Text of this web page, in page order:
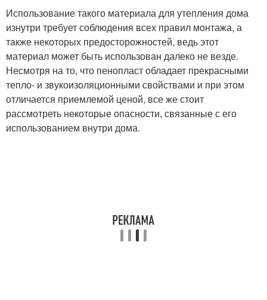
Использование такого материала для утепления дома
изнутри требует соблюдения всех правил монтажа, а
также некоторых предосторожностей, ведь этот
материал может быть использован далеко не везде.
Несмотря на то, что пенопласт обладает прекрасными
тепло- и звукоизоляционными свойствами и при этом
отличается приемлемой ценой, все же стоит
рассмотреть некоторые опасности, связанные с его
использованием внутри дома.